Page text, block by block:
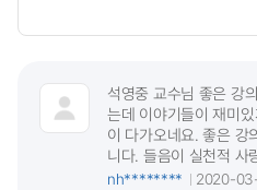
석영중 교수님 좋은 강
는데 이야기들이 재미
이 다가오네요. 좋은 강
니다. 들음이 실천적 사
nh********
2020-